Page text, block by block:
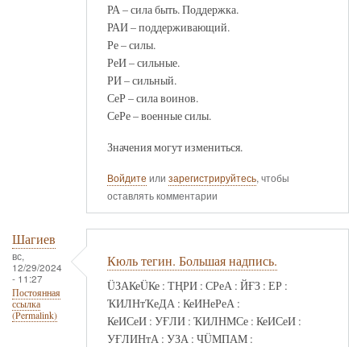
РА – сила быть. Поддержка.
РАИ – поддерживающий.
Ре – силы.
РеИ – сильные.
РИ – сильный.
СеР – сила воинов.
СеРе – военные силы.
Значения могут измениться.
Войдите или зарегистрируйтесь, чтобы
оставлять комментарии
Шагиев
вс,
12/29/2024
- 11:27
Постоянная
ссылка
(Permalink)
Кюль тегин. Большая надпись.
ÜЗАКеÜКе : ТҢРИ : СРеА : ЙҒЗ : ЕР :
ҠИЛНтҠеДА : КеИНеРеА :
КеИСеИ : УҒЛИ : ҠИЛНМСе : КеИСеИ :
УҒЛИНтА : УЗА : ЧÜМПАМ :